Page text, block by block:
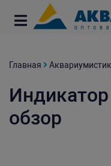
Главная
обзор